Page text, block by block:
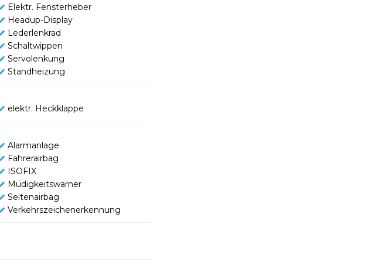
Elektr. Fensterheber
Headup-Display
Lederlenkrad
Schaltwippen
Servolenkung
Standheizung
elektr. Heckklappe
Alarmanlage
Fahrerairbag
ISOFIX
Müdigkeitswarner
Seitenairbag
Verkehrszeichenerkennung